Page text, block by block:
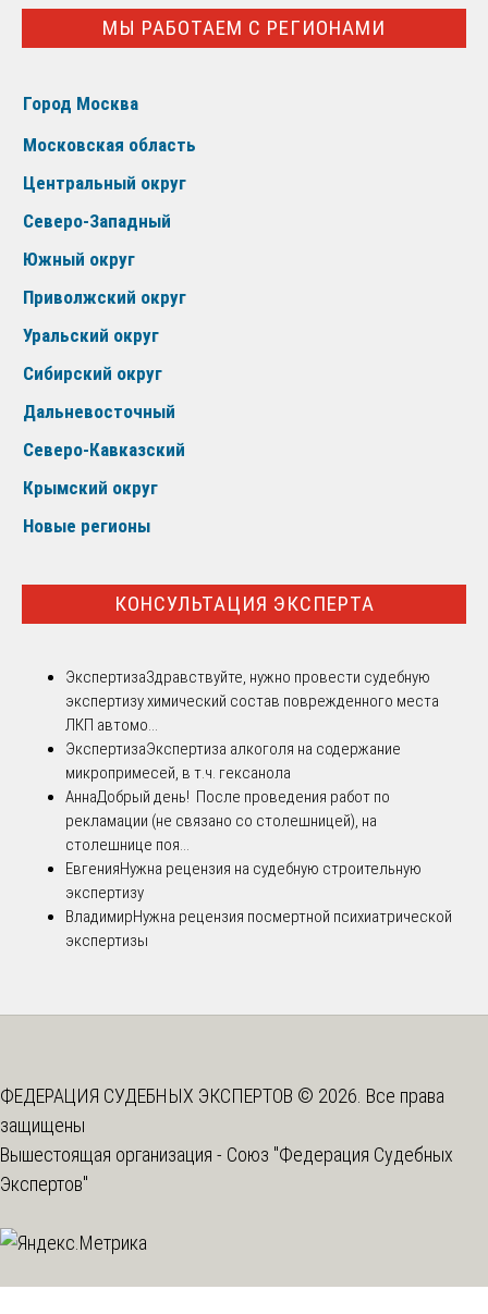
МЫ РАБОТАЕМ С РЕГИОНАМИ
Город Москва
Московская область
Центральный округ
Северо-Западный
Южный округ
Приволжский округ
Уральский округ
Сибирский округ
Дальневосточный
Северо-Кавказский
Крымский округ
Новые регионы
КОНСУЛЬТАЦИЯ ЭКСПЕРТА
ЭкспертизаЗдравствуйте, нужно провести судебную
экспертизу химический состав поврежденного места
ЛКП автомо...
ЭкспертизаЭкспертиза алкоголя на содержание
микропримесей, в т.ч. гексанола
АннаДобрый день! После проведения работ по
рекламации (не связано со столешницей), на
столешнице поя...
ЕвгенияНужна рецензия на судебную строительную
экспертизу
ВладимирНужна рецензия посмертной психиатрической
экспертизы
ФЕДЕРАЦИЯ СУДЕБНЫХ ЭКСПЕРТОВ © 2026. Все права
защищены
Вышестоящая организация - Союз "Федерация Судебных
Экспертов"